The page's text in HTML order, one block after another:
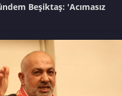
Beşiktaş: 'Acımasız